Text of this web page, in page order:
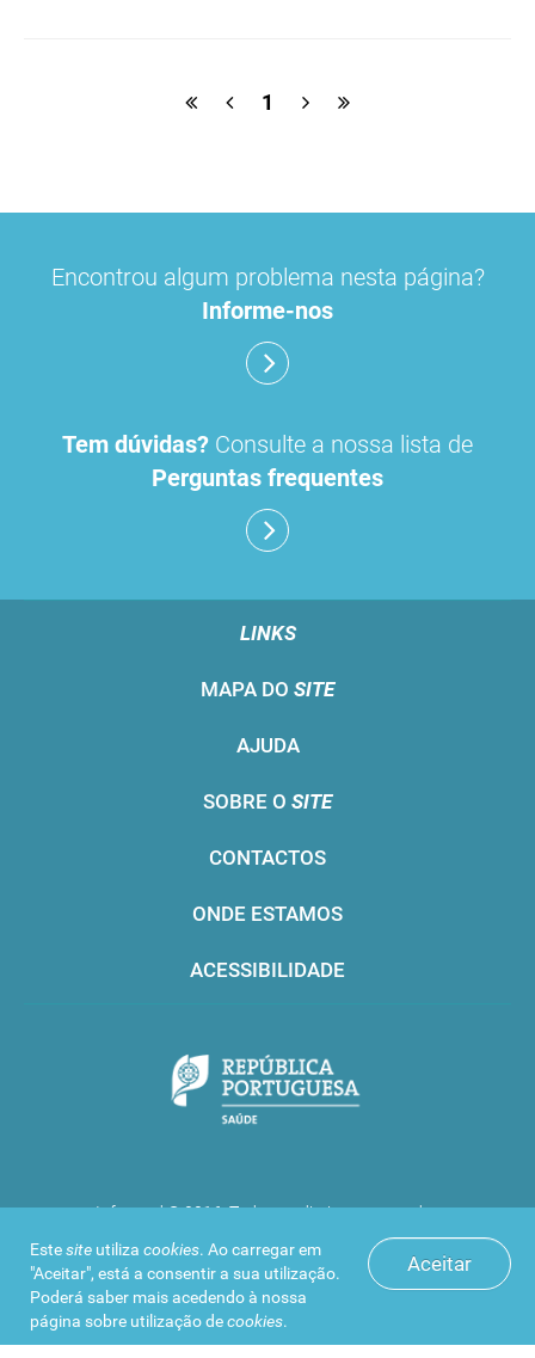
1
Aceitar
Estesite utiliza cookies. Ao carregar em
"Aceitar", está a consentir a sua utilização.
Poderá saber mais acedendo à nossa
página sobre utilização decookies.
Encontrou algum problema nesta página?
Informe-nos
Tem dúvidas? Consulte a nossa lista de
Perguntas frequentes
LINKS
MAPA DO SITE
AJUDA
SOBRE O SITE
CONTACTOS
ONDE ESTAMOS
ACESSIBILIDADE
Infarmed © 2016. Todos os direitos reservados